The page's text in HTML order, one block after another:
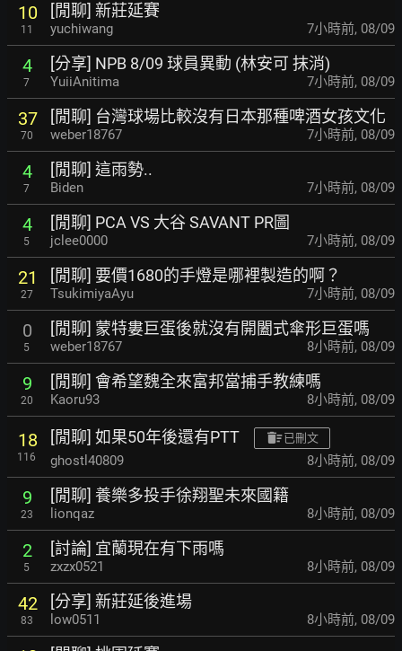
10
11
[閒聊] 新莊延賽
yuchiwang 7小時前, 08/09
4
7
[分享] NPB 8/09 球員異動 (林安可 抹消)
YuiiAnitima 7小時前, 08/09
37
70
[閒聊] 台灣球場比較沒有日本那種啤酒女孩文化
weber18767 7小時前, 08/09
4
7
[閒聊] 這雨勢..
Biden 7小時前, 08/09
4
5
[閒聊] PCA VS 大谷 SAVANT PR圖
jclee0000 7小時前, 08/09
21
27
[閒聊] 要價1680的手燈是哪裡製造的啊？
TsukimiyaAyu 7小時前, 08/09
0
5
[閒聊] 蒙特婁巨蛋後就沒有開闔式傘形巨蛋嗎
weber18767 8小時前, 08/09
9
20
[閒聊] 會希望魏全來富邦當捕手教練嗎
Kaoru93 8小時前, 08/09
18
116
[閒聊] 如果50年後還有PTT 已刪文
ghostl40809 8小時前, 08/09
9
23
[閒聊] 養樂多投手徐翔聖未來國籍
lionqaz 8小時前, 08/09
2
5
[討論] 宜蘭現在有下雨嗎
zxzx0521 8小時前, 08/09
42
83
[分享] 新莊延後進場
low0511 8小時前, 08/09